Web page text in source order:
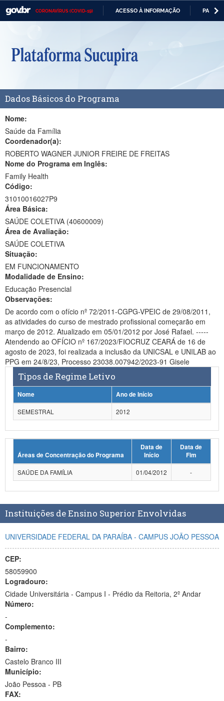
CORONAVÍRUS (COVID-19) ACESSO À INFORMAÇÃO
Casa Civil
Ministério da Defesa
Ministério da Economia
Ministério da Infraestrutura
Ministério da Educação
Ministério da Cidadania
Ministério da Saúde
Ministério de Minas e Energia
Ministério da Ciência, Tecnologia, Inovações e Comunicações
Ministério do Meio Ambiente
Ministério do Turismo
Ministério do Desenvolvimento Regional
Ministério da Mulher, da Família e dos Direitos Humanos
Secretaria-Geral
Secretaria de Governo
Gabinete de Segurança Institucional
Banco Central do Brasil
Planalto
Dados Básicos do Programa
Nome:
Saúde da Família
Coordenador(a):
ROBERTO WAGNER JUNIOR FREIRE DE FREITAS
Nome do Programa em Inglês:
Family Health
Código:
31010016027P9
Área Básica:
SAÚDE COLETIVA (40600009)
Área de Avaliação:
SAÚDE COLETIVA
Situação:
EM FUNCIONAMENTO
Modalidade de Ensino:
Educação Presencial
Observações:
De acordo com o ofício nº 72/2011-CGPG-VPEIC de 29/08/2011,
as atividades do curso de mestrado profissional começarão em
março de 2012. Atualizado em 05/01/2012 por José Rafael. -----
Atendendo ao OFÍCIO nº 167/2023/FIOCRUZ CEARÁ de 16 de
agosto de 2023, foi realizada a inclusão da UNICSAL e UNILAB ao
PPG em 24/8/23, Processo 23038.007942/2023-91 Gisele
Tipos de Regime Letivo
Nome
Ano de Início
SEMESTRAL
2012
Áreas de Concentração do Programa
Data de
Início
Data de
Fim
SAÚDE DA FAMÍLIA
01/04/2012 -
Instituições de Ensino Superior Envolvidas
UNIVERSIDADE FEDERAL DA PARAÍBA - CAMPUS JOÃO PESSOA
CEP:
58059900
Logradouro:
Cidade Universitária - Campus I - Prédio da Reitoria, 2º Andar
Número:
-
Complemento:
-
Bairro:
Castelo Branco III
Município:
João Pessoa - PB
FAX: